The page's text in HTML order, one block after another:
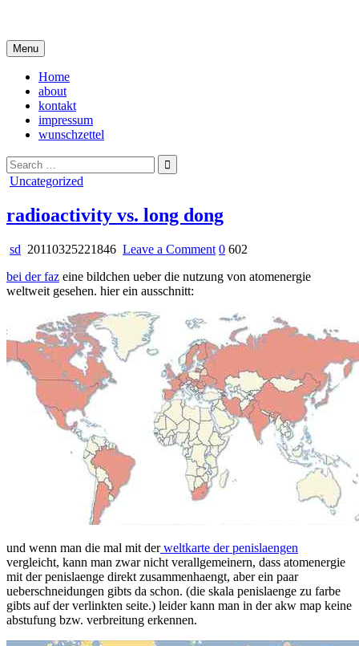
content
Menu
Home
about
kontakt
impressum
wunschzettel
Search
for:
Posted
Uncategorized
radioactivity vs. long dong
sd 20110325221846 Leave a Commenton
vs.
0 602
bei der faz eine bildchen ueber die nutzung von atomenergie
weltweit gesehen. hier ein ausschnitt:
und wenn man die mal mit derweltkarte der penislaengen
vergleicht, kann man zwar nicht verallgemeinern, dass atomenergie
mit der penislaenge direkt zusammenhaengt, aber ein paar
ueberschneidungen gibts da schon. (die skala penislaenge zu farbe
gibts auf der verlinkten seite.) leider kann man in der akw map keine
abstufung bzw. verbreitung erkennen.